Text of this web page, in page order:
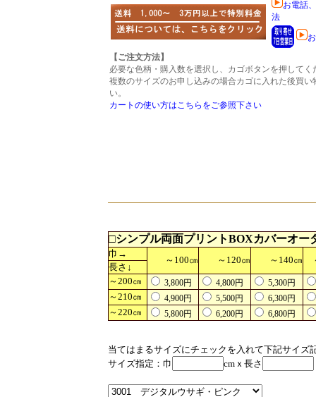
お電話
法
【ご注文方法】
必要な色柄・購入数を選択し、カゴボタンを押してく
複数のサイズのお申し込みの場合カゴに入れた後買
い。
カートの使い方はこちらをご参照下さい
□シンプル両面プリントBOXカバーオー
巾→
～100㎝ ～120㎝ ～140㎝
長さ↓
～200㎝
3,800円 4,800円 5,300円
～210㎝ 4,900円 5,500円 6,300円
～220㎝ 5,800円 6,200円 6,800円
当てはまるサイズにチェックを入れて下記サイズ
サイズ指定：巾
cmｘ長さ